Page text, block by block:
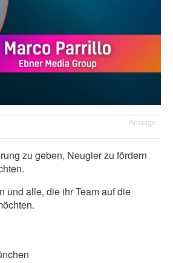
Anzeige
zu geben, Neugier zu fördern
und alle, die ihr Team auf die